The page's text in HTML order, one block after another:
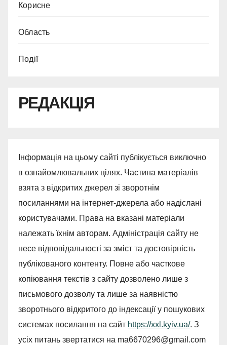
Корисне
Область
Події
РЕДАКЦІЯ
Інформація на цьому сайті публікується виключно
в ознайомлювальних цілях. Частина матеріалів
взята з відкритих джерел зі зворотнім
посиланнями на інтернет-джерела або надіслані
користувачами. Права на вказані матеріали
належать їхнім авторам. Адміністрація сайту не
несе відповідальності за зміст та достовірність
публікованого контенту. Повне або часткове
копіювання текстів з сайту дозволено лише з
письмового дозволу та лише за наявністю
зворотнього відкритого до індексації у пошукових
системах посилання на сайт https://xxl.kyiv.ua/. З
усіх питань звертатися на ma6670296@gmail.com